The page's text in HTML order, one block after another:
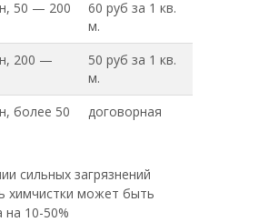
50 — 200
60 руб за 1 кв.
м.
200 —
50 руб за 1 кв.
м.
более 50
договорная
сильных загрязнений
химчистки может быть
на 10-50%